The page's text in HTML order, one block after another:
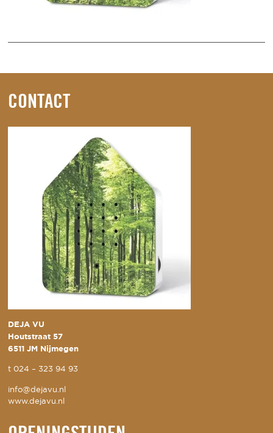
CONTACT
DEJA VU
Houtstraat 57
6511 JM Nijmegen
t024 – 323 94 93
info@dejavu.nl
www.dejavu.nl